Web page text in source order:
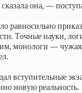
она, —
равносильно
Точные науки,
монологи — чужая
вступительные
новую реальность.